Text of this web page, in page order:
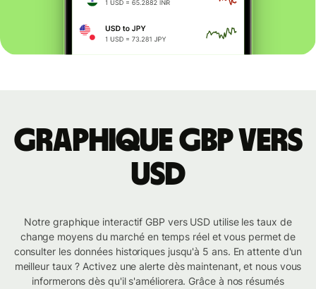
Graphique GBP vers
USD
Notre graphique interactif GBP vers USD utilise les taux de
change moyens du marché en temps réel et vous permet de
consulter les données historiques jusqu'à 5 ans. En attente d'un
meilleur taux ? Activez une alerte dès maintenant, et nous vous
informerons dès qu'il s'améliorera. Grâce à nos résumés